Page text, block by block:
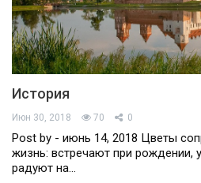
История
Июн 30, 2018 70 0
Post by - июнь 14, 2018 Цветы
жизнь: встречают при рождении,
радуют на…